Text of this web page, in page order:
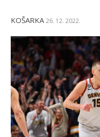
KOŠARKA 26. 12. 2022.